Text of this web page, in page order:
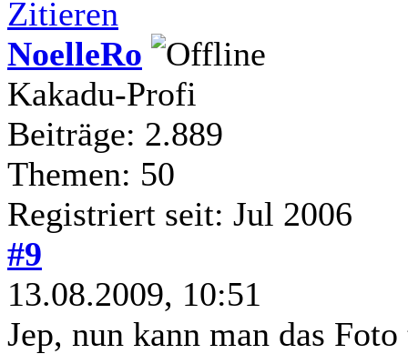
Zitieren
NoelleRo
Kakadu-Profi
Beiträge: 2.889
Themen: 50
Registriert seit: Jul 2006
#9
13.08.2009, 10:51
Jep, nun kann man das